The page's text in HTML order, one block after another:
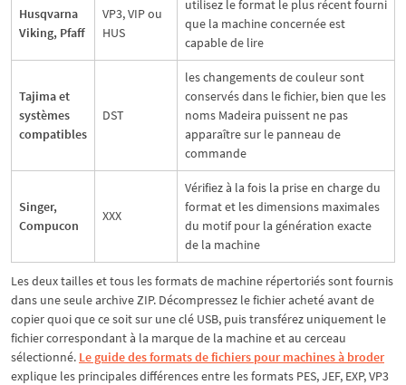
Husqvarna
Viking, Pfaff
VP3, VIP ou
HUS
utilisez le format le plus récent fourni
que la machine concernée est
capable de lire
Tajima et
systèmes
compatibles
DST
les changements de couleur sont
conservés dans le fichier, bien que les
noms Madeira puissent ne pas
apparaître sur le panneau de
commande
Singer,
Compucon
XXX
Vérifiez à la fois la prise en charge du
format et les dimensions maximales
du motif pour la génération exacte
de la machine
Les deux tailles et tous les formats de machine répertoriés sont fournis
dans une seule archive ZIP. Décompressez le fichier acheté avant de
copier quoi que ce soit sur une clé USB, puis transférez uniquement le
fichier correspondant à la marque de la machine et au cerceau
sélectionné. Le guide des formats de fichiers pour machines à broder
explique les principales différences entre les formats PES, JEF, EXP, VP3